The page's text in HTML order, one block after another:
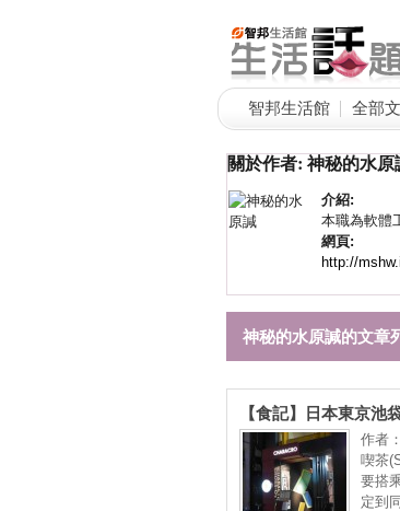
智邦生活館 全部
關於作者: 神秘的水原
介紹:
本職為軟體
網頁:
http://
神秘的水原諴的文章
【食記】日本東京池
CHARACRO(キャラ
東地方-豊島區東池袋
的主題咖啡小酒館
作者
喫茶
要搭
定到